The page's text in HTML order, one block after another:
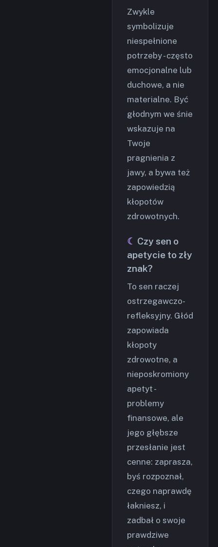
Zwykle
symbolizuje
niespełnione
potrzeby - często
emocjonalne lub
duchowe, a nie
materialne. Być
głodnym we śnie
wskazuje na
Twoje
pragnienia z
jawy, a bywa też
zapowiedzią
kłopotów
zdrowotnych.
Czy sen o
apetycie to zły
znak?
To sen raczej
ostrzegawczo-
refleksyjny. Głód
zapowiada
kłopoty
zdrowotne, a
nieposkromiony
apetyt -
problemy
finansowe, ale
jego głębsze
przesłanie jest
cenne: zaprasza,
byś rozpoznał,
czego naprawdę
łakniesz, i
zadbał o swoje
prawdziwe